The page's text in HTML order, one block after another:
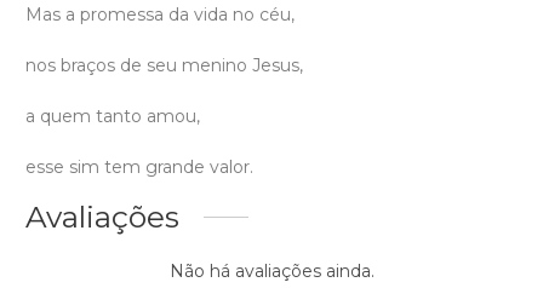
Mas a promessa da vida no céu,
nos braços de seu menino Jesus,
a quem tanto amou,
esse sim tem grande valor.
Avaliações
Não há avaliações ainda.